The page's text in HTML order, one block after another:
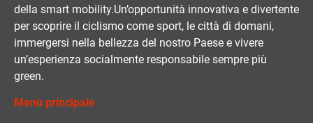
della smart mobility.Un’opportunità innovativa e divertente
per scoprire il ciclismo come sport, le città di domani,
immergersi nella bellezza del nostro Paese e vivere
un’esperienza socialmente responsabile sempre più
green.
Menù principale